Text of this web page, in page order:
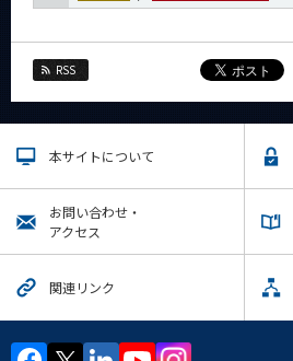
RSS
本サイトについて
お問い合わせ・
アクセス
関連リンク
イベントカレンダー
サイト構成